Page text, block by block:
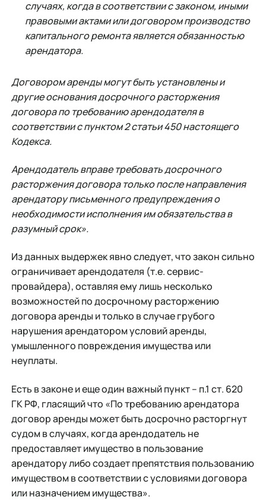
случаях, когда в соответствии с законом, иными
правовыми актами или договором производство
капитального ремонта является обязанностью
арендатора.
Договором аренды могут быть установлены и
другие основания досрочного расторжения
договора по требованию арендодателя в
соответствии с пунктом 2 статьи 450 настоящего
Кодекса.
Арендодатель вправе требовать досрочного
расторжения договора только после направления
арендатору письменного предупреждения о
необходимости исполнения им обязательства в
разумный срок».
Из данных выдержек явно следует, что закон сильно
ограничивает арендодателя (т.е. сервис-
провайдера), оставляя ему лишь несколько
возможностей по досрочному расторжению
договора аренды и только в случае грубого
нарушения арендатором условий аренды,
умышленного повреждения имущества или
неуплаты.
Есть в законе и еще один важный пункт – п.1 ст. 620
ГК РФ, гласящий что «По требованию арендатора
договор аренды может быть досрочно расторгнут
судом в случаях, когда арендодатель не
предоставляет имущество в пользование
арендатору либо создает препятствия пользованию
имуществом в соответствии с условиями договора
или назначением имущества».